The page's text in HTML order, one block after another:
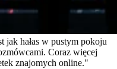
jak hałas w pustym pokoju
Coraz więcej
znajomych online."